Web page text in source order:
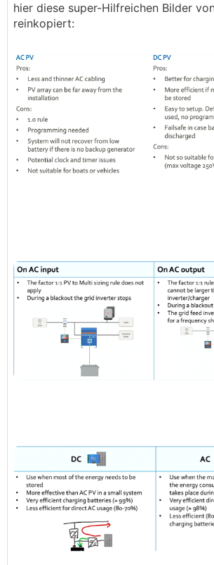
hier diese super-Hilfreichen Bilder
reinkopiert: